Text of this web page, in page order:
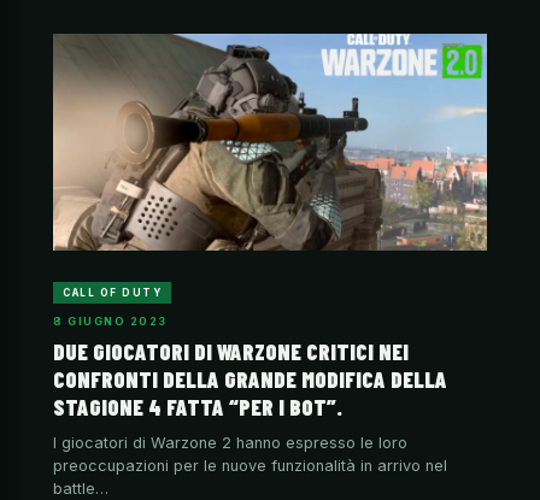
CALL OF DUTY
8 GIUGNO 2023
DUE GIOCATORI DI WARZONE CRITICI NEI
CONFRONTI DELLA GRANDE MODIFICA DELLA
STAGIONE 4 FATTA “PER I BOT”.
I giocatori di Warzone 2 hanno espresso le loro
preoccupazioni per le nuove funzionalità in arrivo nel
battle…